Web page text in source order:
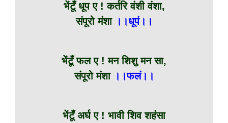
भेंटूँ धूप ए ! कर्तरि वंशी वंशा,
संपूरो मंशा ।।धूपं।।
भेंटूँ फल ए ! मन शिशु मन सा,
संपूरो मंशा।।फलं।।
भेंटूँ अर्घ ए ! भावी शिव शहंसा